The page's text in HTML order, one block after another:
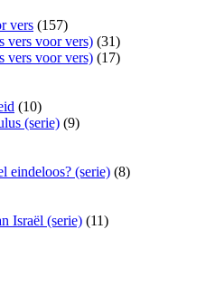
vers (157)
vers voor vers) (31)
vers voor vers) (17)
(10)
(serie) (9)
eindeloos? (serie) (8)
Israël (serie) (11)